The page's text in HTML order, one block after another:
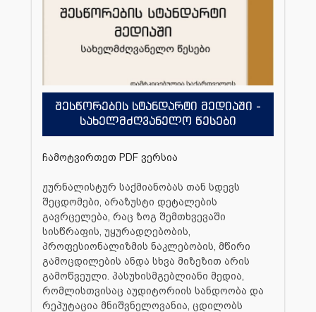
შესწორების სტანდარტი მედიაში -
სახელმძღვანელო წესები
ჩამოტვირთეთ PDF ვერსია
ჟურნალისტურ საქმიანობას თან სდევს
შეცდომები, არაზუსტი დეტალების
გავრცელება, რაც ზოგ შემთხვევაში
სისწრაფის, უყურადღებობის,
პროფესიონალიზმის ნაკლებობის, მწირი
გამოცდილების ანდა სხვა მიზეზით არის
გამოწვეული. პასუხისმგებლიანი მედია,
რომლისთვისაც აუდიტორიის სანდოობა და
რეპუტაცია მნიშვნელოვანია, ცდილობს